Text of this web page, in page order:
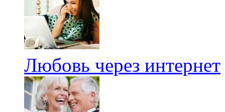
Любовь через интернет